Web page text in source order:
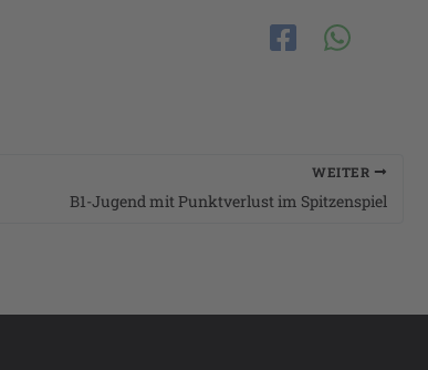
WEITER
B1-Jugend mit Punktverlust im Spitzenspiel